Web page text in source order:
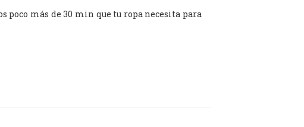
poco más de 30 min que tu ropa necesita para